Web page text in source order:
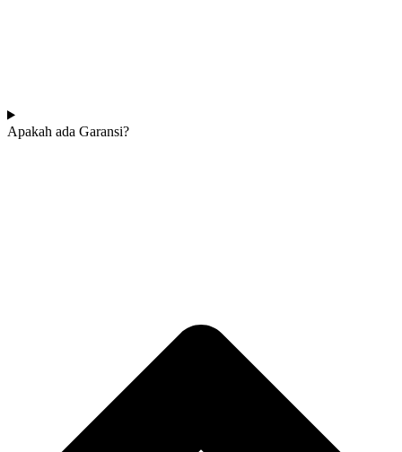
Apakah ada Garansi?